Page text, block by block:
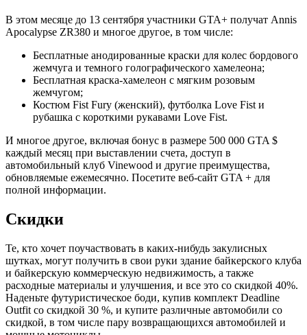
В этом месяце до 13 сентября участники GTA+ получат Annis
Apocalypse ZR380 и многое другое, в том числе:
Бесплатные анодированные краски для колес бордового
жемчуга и темного голографического хамелеона;
Бесплатная краска-хамелеон с мягким розовым
жемчугом;
Костюм Fist Fury (женский), футболка Love Fist и
рубашка с короткими рукавами Love Fist.
И многое другое, включая бонус в размере 500 000 GTA $
каждый месяц при выставлении счета, доступ в
автомобильный клуб Vinewood и другие преимущества,
обновляемые ежемесячно. Посетите веб-сайт GTA + для
полной информации.
Скидки
Те, кто хочет поучаствовать в каких-нибудь закулисных
шутках, могут получить в свои руки здание байкерского клуба
и байкерскую коммерческую недвижимость, а также
расходные материалы и улучшения, и все это со скидкой 40%.
Наденьте футуристическое боди, купив комплект Deadline
Outfit со скидкой 30 %, и купите различные автомобили со
скидкой, в том числе пару возвращающихся автомобилей и